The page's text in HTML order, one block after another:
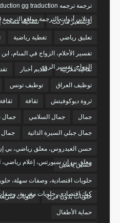
اونلاين أدوات الترجمة مواقع الترجمة SEO ترجمة تعلم اللغات
ترنسفير ماركت تشكيلة منتخب
تعليق رياضي تغطية رياضية
تفسير الأحلام، الزواج في المنام،
الزواج، تفسير الرؤى
تقاليد مغربية تقديم أخبار
توظيف العراق توظيف تونس
ثروة ديوكوفيتش ثقافة
جمال جمال السلامي جمال
جمال جبلي السيرة الذاتية جمال
حسن العيدروس، معلق رياضي، بي
معلق بي إن سبورتس، إعلام رياضي،
حسين ياسين
حلويات اقتصادية، وصفات سهلة،
كيك اقتصادي، حلويات مغربية،
حلويات بدون فرن حلويات
حماية الأطفال